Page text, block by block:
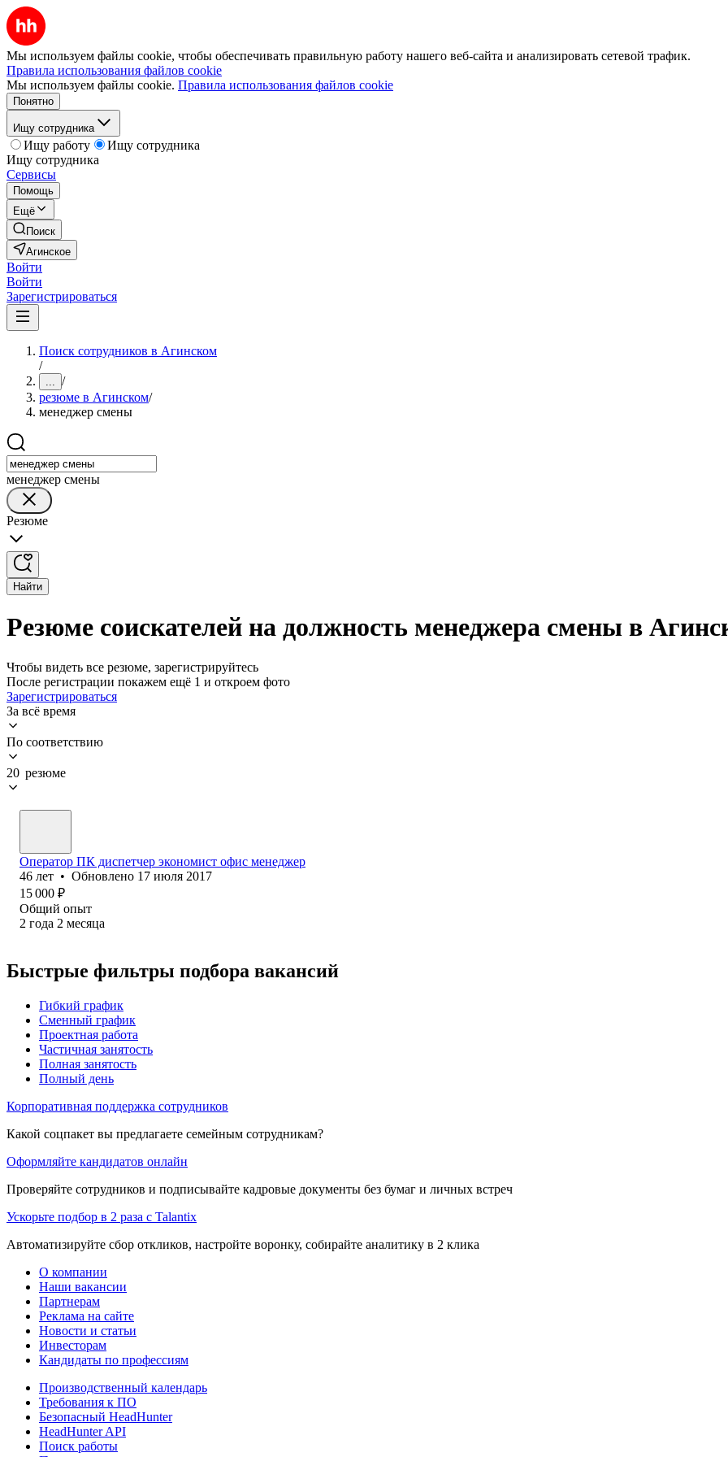
Мы используем файлы cookie, чтобы обеспечивать правильную работу нашего веб-сайта и анализировать сетевой трафик.
Правила использования файлов cookie
Мы используем файлы cookie. Правила использования файлов cookie
Понятно
Ищу сотрудника
Ищу работу
Ищу сотрудника
Ищу сотрудника
Сервисы
Помощь
Ещё
Поиск
Агинское
Войти
Войти
Зарегистрироваться
Поиск сотрудников в Агинском
/
... /
резюме в Агинском/
менеджер смены
менеджер смены
Резюме
Найти
Резюме соискателей на должность менеджера смены в
Чтобы видеть все резюме, зарегистрируйтесь
После регистрации покажем ещё 1 и откроем фото
Зарегистрироваться
За всё время
По соответствию
20 резюме
Оператор ПК диспетчер экономист офис менеджер
46 лет • Обновлено 17 июля 2017
15 000 ₽
Общий опыт
2 года 2 месяца
Быстрые фильтры подбора вакансий
Гибкий график
Сменный график
Проектная работа
Частичная занятость
Полная занятость
Полный день
Корпоративная поддержка сотрудников
Какой соцпакет вы предлагаете семейным сотрудникам?
Оформляйте кандидатов онлайн
Проверяйте сотрудников и подписывайте кадровые документы без бумаг и личных встреч
Ускорьте подбор в 2 раза с Talantix
Автоматизируйте сбор откликов, настройте воронку, собирайте аналитику в 2 клика
О компании
Наши вакансии
Партнерам
Реклама на сайте
Новости и статьи
Инвесторам
Кандидаты по профессиям
Производственный календарь
Требования к ПО
Безопасный HeadHunter
HeadHunter API
Поиск работы